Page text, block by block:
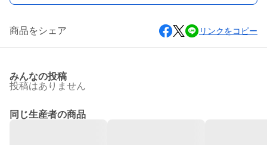
商品をシェア リンクをコピー
みんなの投稿
投稿はありません
同じ生産者の商品